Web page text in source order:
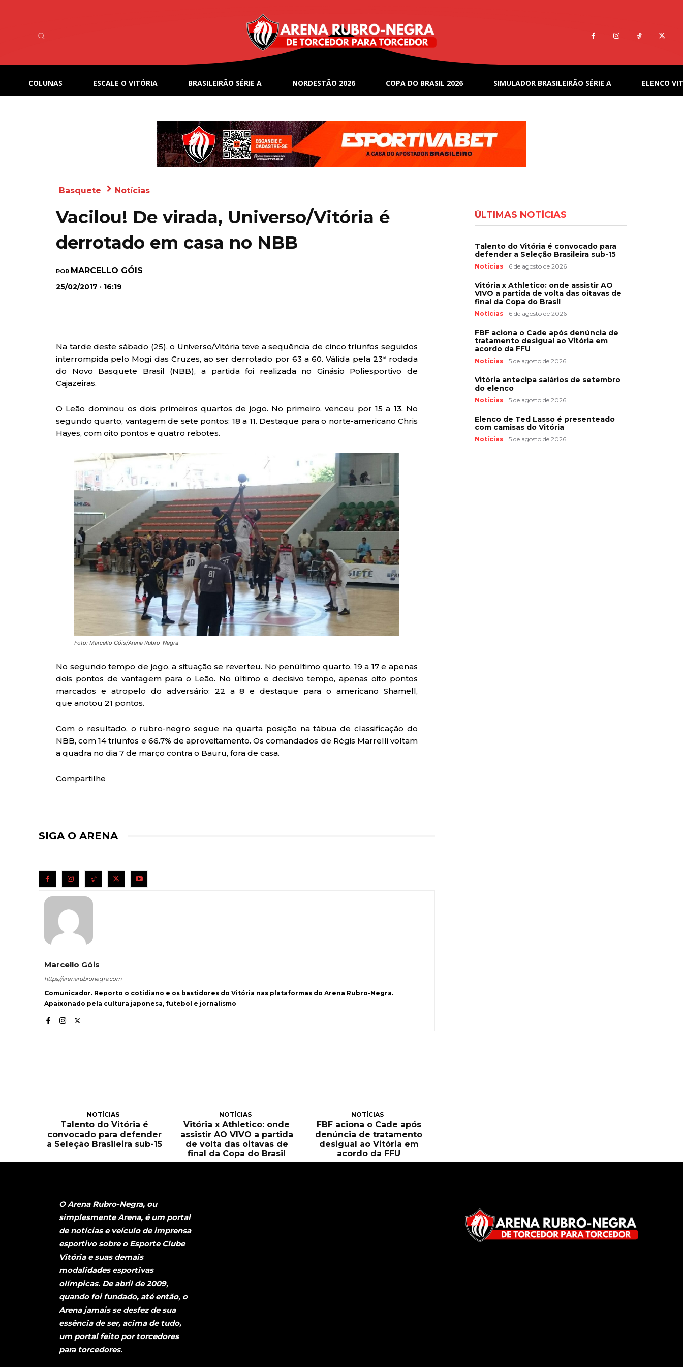
COLUNAS ESCALE O VITÓRIA BRASILEIRÃO SÉRIE A NORDESTÃO 2026 COPA DO BRASIL 2026 SIMULADOR BRASILEIRÃO SÉRIE A ELENCO
Basquete Notícias
Vacilou! De virada, Universo/Vitória é
derrotado em casa no NBB
POR MARCELLO GÓIS
25/02/2017 · 16:19
Na tarde deste sábado (25), o Universo/Vitória teve a sequência de cinco triunfos seguidos
interrompida pelo Mogi das Cruzes, ao ser derrotado por 63 a 60. Válida pela 23ª rodada
do Novo Basquete Brasil (NBB), a partida foi realizada no Ginásio Poliesportivo de
Cajazeiras.
O Leão dominou os dois primeiros quartos de jogo. No primeiro, venceu por 15 a 13. No
segundo quarto, vantagem de sete pontos: 18 a 11. Destaque para o norte-americano Chris
Hayes, com oito pontos e quatro rebotes.
Foto: Marcello Góis/Arena Rubro-Negra
No segundo tempo de jogo, a situação se reverteu. No penúltimo quarto, 19 a 17 e apenas
dois pontos de vantagem para o Leão. No último e decisivo tempo, apenas oito pontos
marcados e atropelo do adversário: 22 a 8 e destaque para o americano Shamell,
que anotou 21 pontos.
Com o resultado, o rubro-negro segue na quarta posição na tábua de classificação do
NBB, com 14 triunfos e 66.7% de aproveitamento. Os comandados de Régis Marrelli voltam
a quadra no dia 7 de março contra o Bauru, fora de casa.
Compartilhe
SIGA O ARENA
Marcello Góis
https://arenarubronegra.com
Comunicador. Reporto o cotidiano e os bastidores do Vitória nas plataformas do Arena Rubro-Negra.
Apaixonado pela cultura japonesa, futebol e jornalismo
NOTÍCIAS
Talento do Vitória é
convocado para defender
a Seleção Brasileira sub-15
NOTÍCIAS
Vitória x Athletico: onde
assistir AO VIVO a partida
de volta das oitavas de
final da Copa do Brasil
NOTÍCIAS
FBF aciona o Cade após
denúncia de tratamento
desigual ao Vitória em
acordo da FFU
ÚLTIMAS NOTÍCIAS
Talento do Vitória é convocado para
defender a Seleção Brasileira sub-15
Notícias 6 de agosto de 2026
Vitória x Athletico: onde assistir AO
VIVO a partida de volta das oitavas de
final da Copa do Brasil
Notícias 6 de agosto de 2026
FBF aciona o Cade após denúncia de
tratamento desigual ao Vitória em
acordo da FFU
Notícias 5 de agosto de 2026
Vitória antecipa salários de setembro
do elenco
Notícias 5 de agosto de 2026
Elenco de Ted Lasso é presenteado
com camisas do Vitória
Notícias 5 de agosto de 2026
O Arena Rubro-Negra, ou
simplesmente Arena, é um portal
de notícias e veículo de imprensa
esportivo sobre o Esporte Clube
Vitória e suas demais
modalidades esportivas
olímpicas. De abril de 2009,
quando foi fundado, até então, o
Arena jamais se desfez de sua
essência de ser, acima de tudo,
um portal feito por torcedores
para torcedores.